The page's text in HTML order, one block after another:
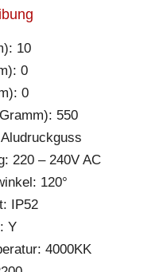
10
0
0
550
220 – 240V AC
120°
IP52
Y
4000KK